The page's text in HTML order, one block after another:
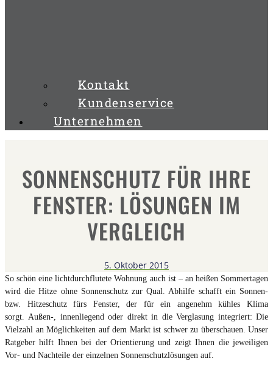
Kontakt
Kundenservice
Unternehmen
SONNENSCHUTZ FÜR IHRE
FENSTER: LÖSUNGEN IM
VERGLEICH
5. Oktober 2015
So schön eine lichtdurchflutete Wohnung auch ist – an heißen Sommertagen
wird die Hitze ohne Sonnenschutz zur Qual. Abhilfe schafft ein Sonnen-
bzw. Hitzeschutz fürs Fenster, der für ein angenehm kühles Klima
sorgt. Außen-, innenliegend oder direkt in die Verglasung integriert: Die
Vielzahl an Möglichkeiten auf dem Markt ist schwer zu überschauen. Unser
Ratgeber hilft Ihnen bei der Orientierung und zeigt Ihnen die jeweiligen
Vor- und Nachteile der einzelnen Sonnenschutzlösungen auf.